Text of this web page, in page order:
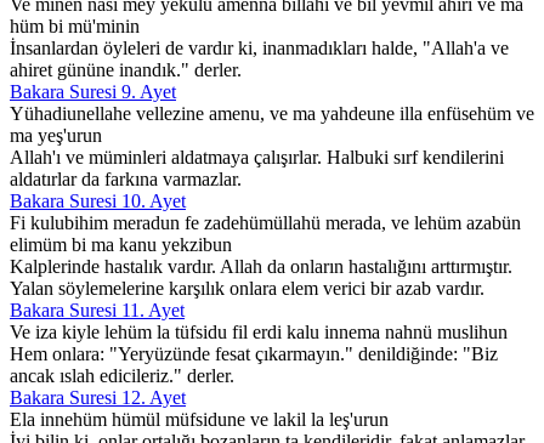
Ve minen nasi mey yekulü amenna billahi ve bil yevmil ahiri ve ma
hüm bi mü'minin
İnsanlardan öyleleri de vardır ki, inanmadıkları halde, "Allah'a ve
ahiret gününe inandık." derler.
Bakara Suresi 9. Ayet
Yühadiunellahe vellezine amenu, ve ma yahdeune illa enfüsehüm ve
ma yeş'urun
Allah'ı ve müminleri aldatmaya çalışırlar. Halbuki sırf kendilerini
aldatırlar da farkına varmazlar.
Bakara Suresi 10. Ayet
Fi kulubihim meradun fe zadehümüllahü merada, ve lehüm azabün
elimüm bi ma kanu yekzibun
Kalplerinde hastalık vardır. Allah da onların hastalığını arttırmıştır.
Yalan söylemelerine karşılık onlara elem verici bir azab vardır.
Bakara Suresi 11. Ayet
Ve iza kiyle lehüm la tüfsidu fil erdi kalu innema nahnü muslihun
Hem onlara: "Yeryüzünde fesat çıkarmayın." denildiğinde: "Biz
ancak ıslah edicileriz." derler.
Bakara Suresi 12. Ayet
Ela innehüm hümül müfsidune ve lakil la leş'urun